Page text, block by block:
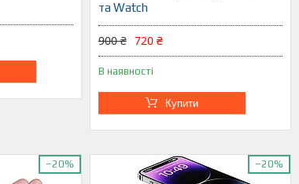
та Watch
900 ₴ 720 ₴
В наявності
Купити
–20% –20%